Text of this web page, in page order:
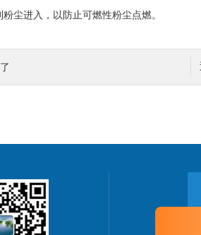
尘进入，以防止可燃性粉尘点燃。